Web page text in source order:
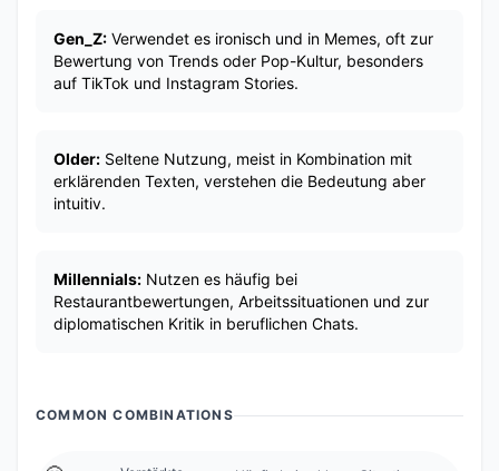
Gen_Z: Verwendet es ironisch und in Memes, oft zur
Bewertung von Trends oder Pop-Kultur, besonders
auf TikTok und Instagram Stories.
Older: Seltene Nutzung, meist in Kombination mit
erklärenden Texten, verstehen die Bedeutung aber
intuitiv.
Millennials: Nutzen es häufig bei
Restaurantbewertungen, Arbeitssituationen und zur
diplomatischen Kritik in beruflichen Chats.
COMMON COMBINATIONS